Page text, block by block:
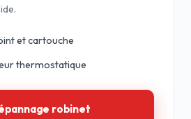
et cartouche
thermostatique
robinet